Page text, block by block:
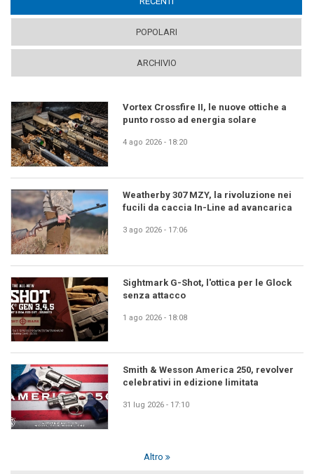
POPOLARI
ARCHIVIO
Vortex Crossfire II, le nuove ottiche a
punto rosso ad energia solare
4 ago 2026 - 18:20
Weatherby 307 MZY, la rivoluzione nei
fucili da caccia In-Line ad avancarica
3 ago 2026 - 17:06
Sightmark G-Shot, l'ottica per le Glock
senza attacco
1 ago 2026 - 18:08
Smith & Wesson America 250, revolver
celebrativi in edizione limitata
31 lug 2026 - 17:10
Altro